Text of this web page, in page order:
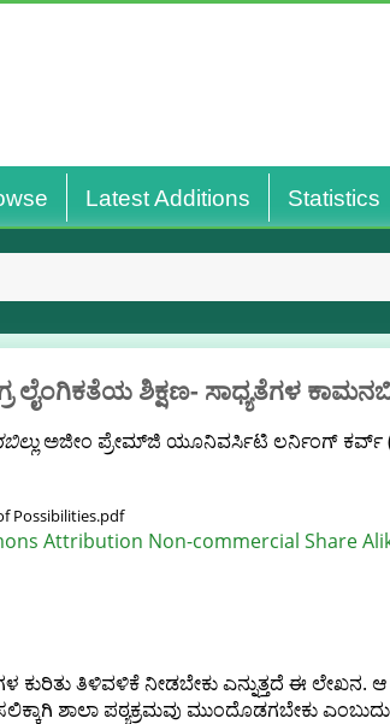
Latest Additions Statistics
ಲೈಂಗಿಕತೆಯ ಶಿಕ್ಷಣ- ಸಾಧ್ಯತೆಗಳ
ಅಜೀಂ ಪ್ರೇಮ್‌ಜಿ ಯೂನಿವರ್ಸಿಟಿ ಲರ್ನಿಂಗ್ ಕರ್ವ್
Possibilities.pdf
Attribution Non-commercial Share
ತಿಳಿವಳಿಕೆ ನೀಡಬೇಕು ಎನ್ನುತ್ತದೆ ಈ ಲೇಖನ.
ಶಾಲಾ ಪಠ್ಯಕ್ರಮವು ಮುಂದೊಡಗಬೇಕು